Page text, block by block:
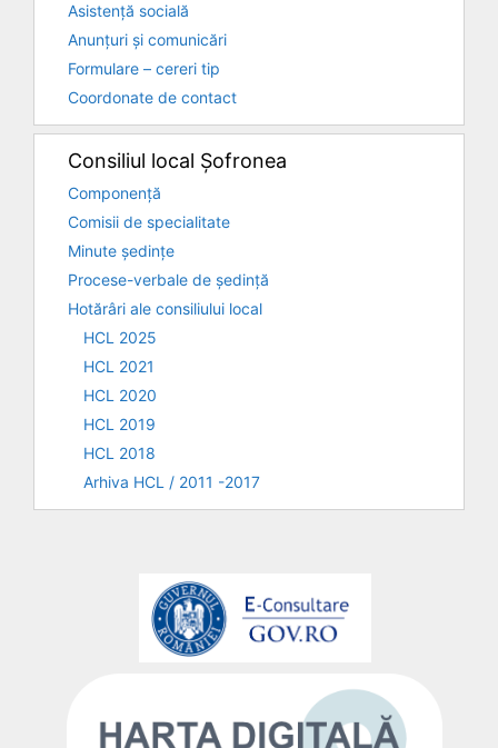
Asistență socială
Anunțuri și comunicări
Formulare – cereri tip
Coordonate de contact
Consiliul local Șofronea
Componență
Comisii de specialitate
Minute ședințe
Procese-verbale de ședință
Hotărâri ale consiliului local
HCL 2025
HCL 2021
HCL 2020
HCL 2019
HCL 2018
Arhiva HCL / 2011 -2017